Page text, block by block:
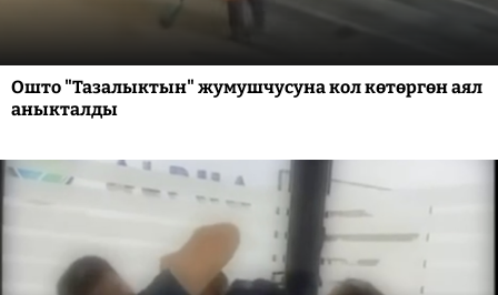
Ошто "Тазалыктын" жумушчусуна кол көтөргөн аял
аныкталды